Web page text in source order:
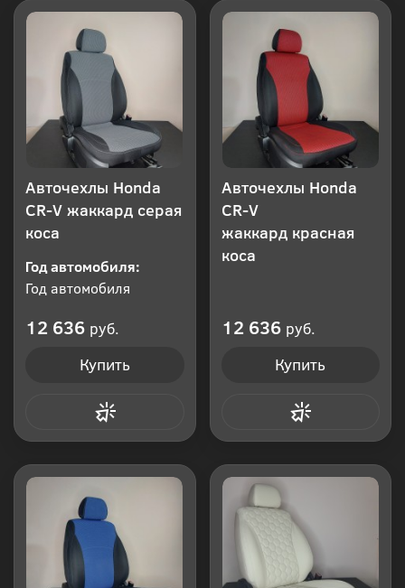
Авточехлы Honda
CR-V жаккард серая
коса
Год автомобиля:
Год автомобиля
12 636 руб.
Купить
Авточехлы Honda
CR-V
жаккард красная
коса
12 636 руб.
Купить